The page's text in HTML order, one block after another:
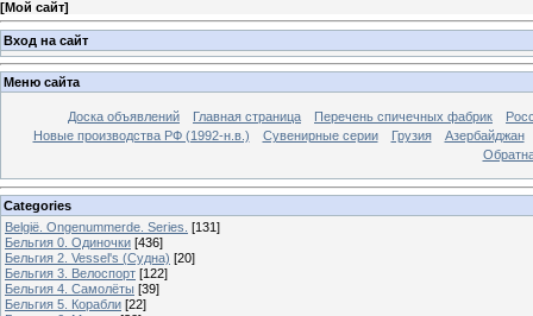
[Мой сайт]
Вход на сайт
Меню сайта
Доска объявлений Главная страница Перечень спичечных фабрик
Новые производства РФ (1992-н.в.)
Сувенирные серии Грузия
Азербайджан
Categories
België. Ongenummerde. Series. [131]
Бельгия 0. Одиночки [436]
Бельгия 2. Vessel's (Судна) [20]
Бельгия 3. Велоспорт [122]
Бельгия 4. Самолёты [39]
Бельгия 5. Корабли [22]